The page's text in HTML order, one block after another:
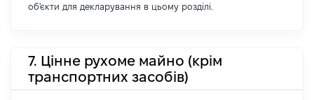
об'єкти для декларування в цьому розділі.
7. Цінне рухоме майно (крім
транспортних засобів)